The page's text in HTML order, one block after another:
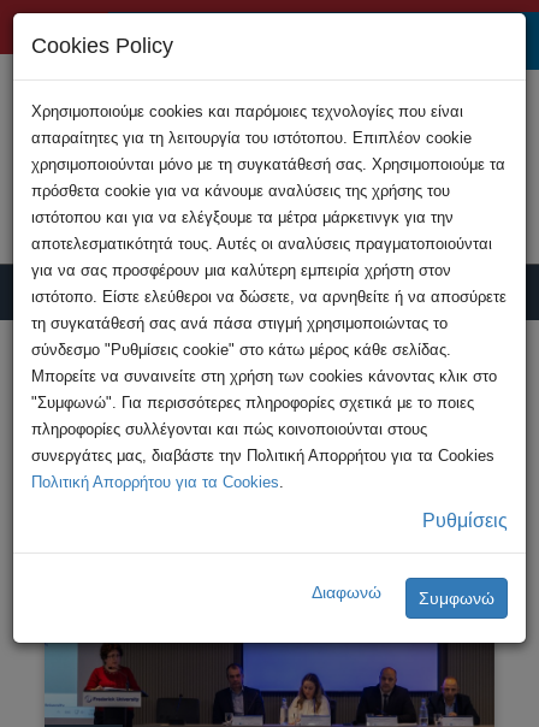
Υποβολή Καταγγελίας
HOME
Εκδηλώσεις
Καλλιεργώντας Ψηφιακή Συνείδηση στην
Εποχή της Τεχνολογίας
Cookies Policy
Χρησιμοποιούμε cookies και παρόμοιες τεχνολογίες που είναι
απαραίτητες για τη λειτουργία του ιστότοπου. Επιπλέον cookie
χρησιμοποιούνται μόνο με τη συγκατάθεσή σας. Χρησιμοποιούμε τα
πρόσθετα cookie για να κάνουμε αναλύσεις της χρήσης του
ιστότοπου και για να ελέγξουμε τα μέτρα μάρκετινγκ για την
αποτελεσματικότητά τους. Αυτές οι αναλύσεις πραγματοποιούνται
για να σας προσφέρουν μια καλύτερη εμπειρία χρήστη στον
ιστότοπο. Είστε ελεύθεροι να δώσετε, να αρνηθείτε ή να αποσύρετε
τη συγκατάθεσή σας ανά πάσα στιγμή χρησιμοποιώντας το
σύνδεσμο "Ρυθμίσεις cookie" στο κάτω μέρος κάθε σελίδας.
Μπορείτε να συναινείτε στη χρήση των cookies κάνοντας κλικ στο
"Συμφωνώ". Για περισσότερες πληροφορίες σχετικά με το ποιες
πληροφορίες συλλέγονται και πώς κοινοποιούνται στους
συνεργάτες μας, διαβάστε την Πολιτική Απορρήτου για τα Cookies
Πολιτική Απορρήτου για τα Cookies.
Ρυθμίσεις
Διαφωνώ Συμφωνώ